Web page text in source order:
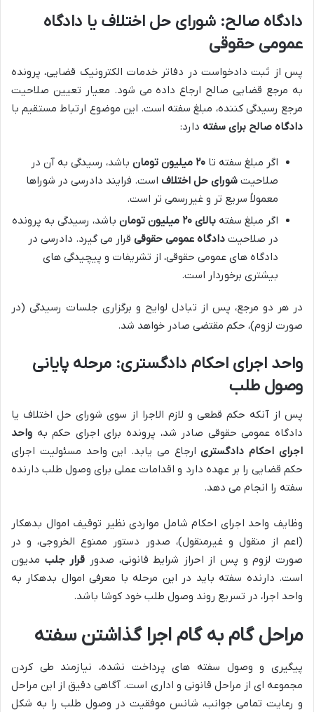
دادگاه صالح: شورای حل اختلاف یا دادگاه
عمومی حقوقی
پس از ثبت دادخواست در دفاتر خدمات الکترونیک قضایی، پرونده
به مرجع قضایی صالح ارجاع داده می شود. معیار تعیین صلاحیت
مرجع رسیدگی کننده، مبلغ سفته است. این موضوع ارتباط مستقیم با
دادگاه صالح برای سفته دارد:
اگر مبلغ سفته تا ۲۰ میلیون تومان
باشد، رسیدگی به آن در
صلاحیت شورای حل اختلاف است. فرایند دادرسی در شوراها
معمولاً سریع تر و غیررسمی تر است.
اگر مبلغ سفته بالای ۲۰ میلیون تومان
باشد، رسیدگی به پرونده
در صلاحیت دادگاه عمومی حقوقی قرار می گیرد. دادرسی در
دادگاه های عمومی حقوقی، از تشریفات و پیچیدگی های
بیشتری برخوردار است.
در هر دو مرجع، پس از تبادل لوایح و برگزاری جلسات رسیدگی (در
صورت لزوم)، حکم مقتضی صادر خواهد شد.
واحد اجرای احکام دادگستری: مرحله پایانی
وصول طلب
پس از آنکه حکم قطعی و لازم الاجرا از سوی شورای حل اختلاف یا
دادگاه عمومی حقوقی صادر شد، پرونده برای اجرای حکم به واحد
اجرای احکام دادگستریارجاع می یابد. این واحد مسئولیت اجرای
حکم قضایی را بر عهده دارد و اقدامات عملی برای وصول طلب دارنده
سفته را انجام می دهد.
وظایف واحد اجرای احکام شامل مواردی نظیر توقیف اموال بدهکار
(اعم از منقول و غیرمنقول)، صدور دستور ممنوع الخروجی، و در
صورت لزوم و پس از احراز شرایط قانونی، صدور قرار جلب مدیون
است. دارنده سفته باید در این مرحله با معرفی اموال بدهکار به
واحد اجرا، در تسریع روند وصول طلب خود کوشا باشد.
مراحل گام به گام اجرا گذاشتن سفته
پیگیری و وصول سفته های پرداخت نشده، نیازمند طی کردن
مجموعه ای از مراحل قانونی و اداری است. آگاهی دقیق از این مراحل
و رعایت تمامی جوانب، شانس موفقیت در وصول طلب را به شکل